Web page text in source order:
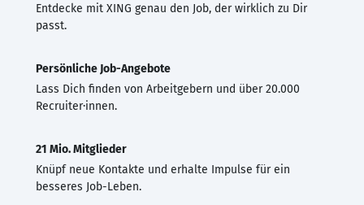
Entdecke mit XING genau den Job, der wirklich zu Dir
passt.
Persönliche Job-Angebote
Lass Dich finden von Arbeitgebern und über 20.000
Recruiter·innen.
21 Mio. Mitglieder
Knüpf neue Kontakte und erhalte Impulse für ein
besseres Job-Leben.